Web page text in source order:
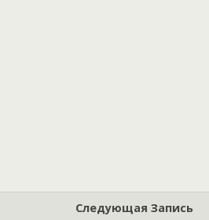
Следующая Запись